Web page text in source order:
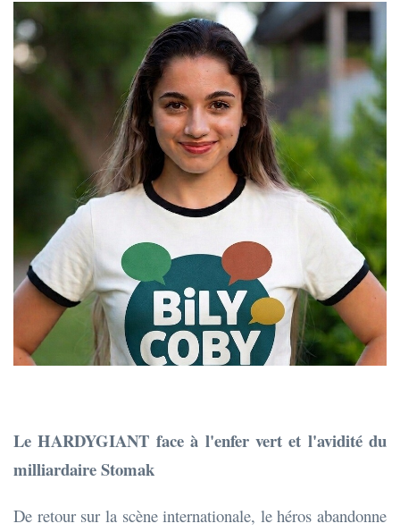
Le HARDYGIANT face à l'enfer vert et l'avidité du
milliardaire Stomak
De retour sur la scène internationale, le héros abandonne